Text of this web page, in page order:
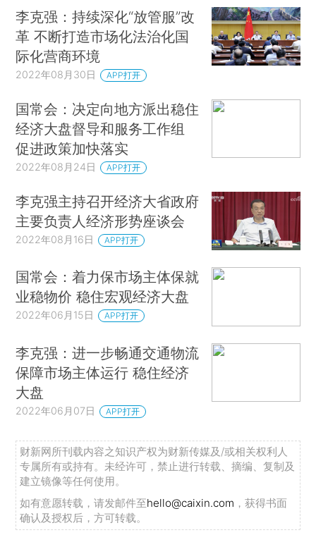
李克强：持续深化“放管服”改
革 不断打造市场化法治化国
际化营商环境
2022年08月30日 APP打开
国常会：决定向地方派出稳住
经济大盘督导和服务工作组
促进政策加快落实
2022年08月24日 APP打开
李克强主持召开经济大省政府
主要负责人经济形势座谈会
2022年08月16日 APP打开
国常会：着力保市场主体保就
业稳物价 稳住宏观经济大盘
2022年06月15日 APP打开
李克强：进一步畅通交通物流
保障市场主体运行 稳住经济
大盘
2022年06月07日 APP打开
财新网所刊载内容之知识产权为财新传媒及/或相关权利人
专属所有或持有。未经许可，禁止进行转载、摘编、复制及
建立镜像等任何使用。
如有意愿转载，请发邮件至hello@caixin.com ，获得书面
确认及授权后，方可转载。